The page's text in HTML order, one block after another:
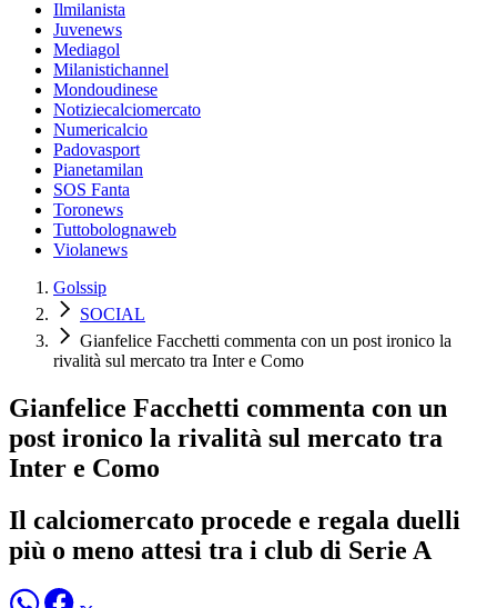
Ilmilanista
Juvenews
Mediagol
Milanistichannel
Mondoudinese
Notiziecalciomercato
Numericalcio
Padovasport
Pianetamilan
SOS Fanta
Toronews
Tuttobolognaweb
Violanews
Golssip
SOCIAL
Gianfelice Facchetti commenta con un post ironico la
rivalità sul mercato tra Inter e Como
Gianfelice Facchetti commenta con un
post ironico la rivalità sul mercato tra
Inter e Como
Il calciomercato procede e regala duelli
più o meno attesi tra i club di Serie A